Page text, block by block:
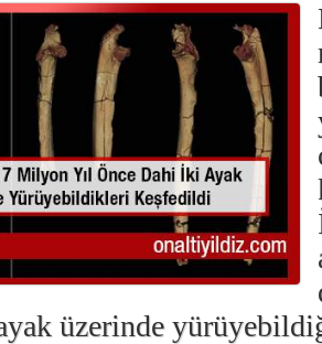
üzerinde